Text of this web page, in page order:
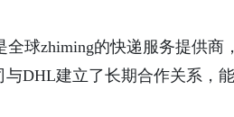
球zhiming的快递服务提供
与DHL建立了长期合作关系，